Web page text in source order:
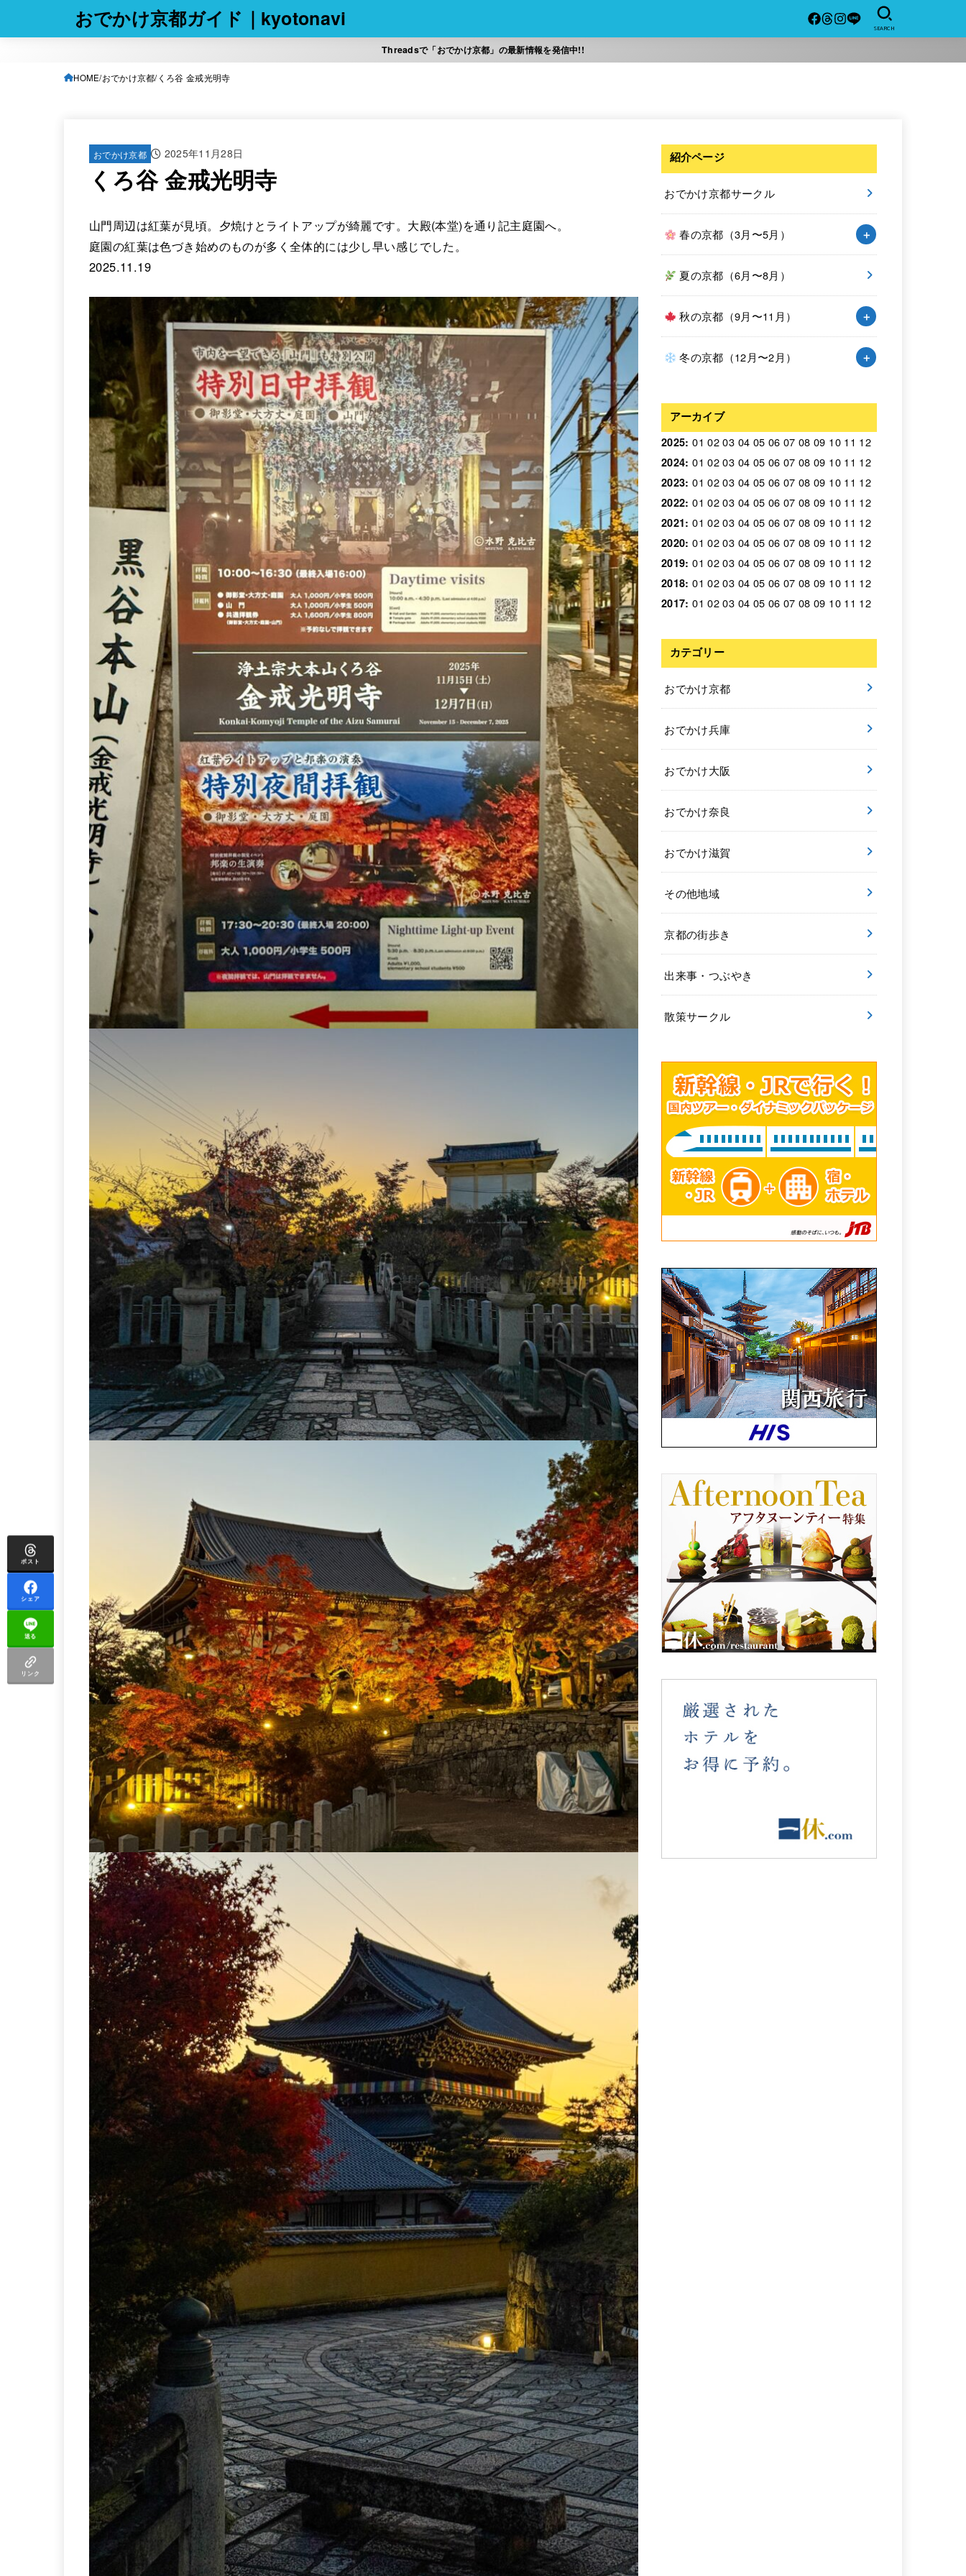
おでかけ京都ガイド｜kyotonavi SEARCH
Threadsで「おでかけ京都」の最新情報を発信中!!
HOME おでかけ京都 くろ谷 金戒光明寺
おでかけ京都 2025年11月28日
くろ谷 金戒光明寺
山門周辺は紅葉が見頃。夕焼けとライトアップが綺麗です。大殿(本堂)を通り記主庭園へ。
庭園の紅葉は色づき始めのものが多く全体的には少し早い感じでした。
2025.11.19
ポスト
シェア
送る
リンク
紹介ページ
おでかけ京都サークル
春の京都（3月〜5月）
夏の京都（6月〜8月）
秋の京都（9月〜11月）
冬の京都（12月〜2月）
アーカイブ
2025:01 02 03 04 05 06 07 08 09 10 11 12
2024:01 02 03 04 05 06 07 08 09 10 11 12
2023:01 02 03 04 05 06 07 08 09 10 11 12
2022:01 02 03 04 05 06 07 08 09 10 11 12
2021:01 02 03 04 05 06 07 08 09 10 11 12
2020:01 02 03 04 05 06 07 08 09 10 11 12
2019:01 02 03 04 05 06 07 08 09 10 11 12
2018:01 02 03 04 05 06 07 08 09 10 11 12
2017:01 02 03 04 05 06 07 08 09 10 11 12
カテゴリー
おでかけ京都
おでかけ兵庫
おでかけ大阪
おでかけ奈良
おでかけ滋賀
その他地域
京都の街歩き
出来事・つぶやき
散策サークル